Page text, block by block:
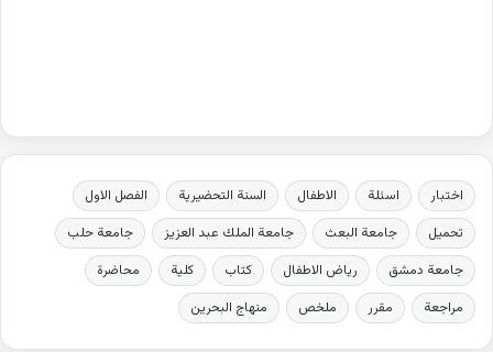
اختبار اسئلة الاطفال السنة التحضيرية
الفصل الاول
تحميل
جامعة البعث جامعة الملك عبد العزيز
جامعة حلب
جامعة دمشق
رياض الاطفال كتاب كلية
محاضرة
مراجعة
مقرر ملخص منهاج البحرين